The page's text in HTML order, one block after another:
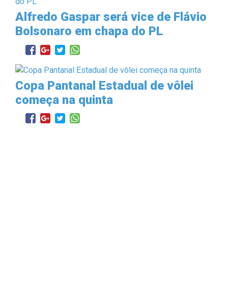
Alfredo Gaspar será vice de Flávio
Bolsonaro em chapa do PL
Copa Pantanal Estadual de vôlei
começa na quinta